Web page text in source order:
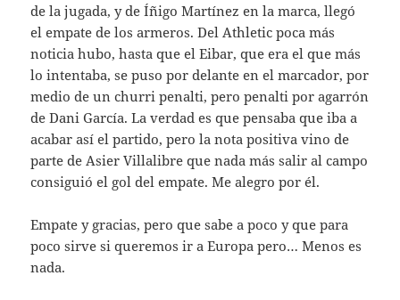
de la jugada, y de Íñigo Martínez en la marca, llegó
el empate de los armeros. Del Athletic poca más
noticia hubo, hasta que el Eibar, que era el que más
lo intentaba, se puso por delante en el marcador, por
medio de un churri penalti, pero penalti por agarrón
de Dani García. La verdad es que pensaba que iba a
acabar así el partido, pero la nota positiva vino de
parte de Asier Villalibre que nada más salir al campo
consiguió el gol del empate. Me alegro por él.
Empate y gracias, pero que sabe a poco y que para
poco sirve si queremos ir a Europa pero… Menos es
nada.